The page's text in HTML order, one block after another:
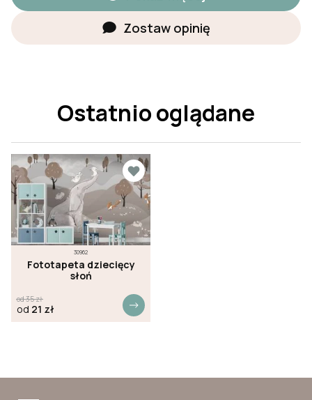
Zostaw opinię
Ostatnio oglądane
30962
Fototapeta dziecięcy
słoń
od35zł
od 21 zł